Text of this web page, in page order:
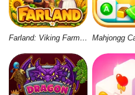
Farland: Viking Farm Village Mahjongg